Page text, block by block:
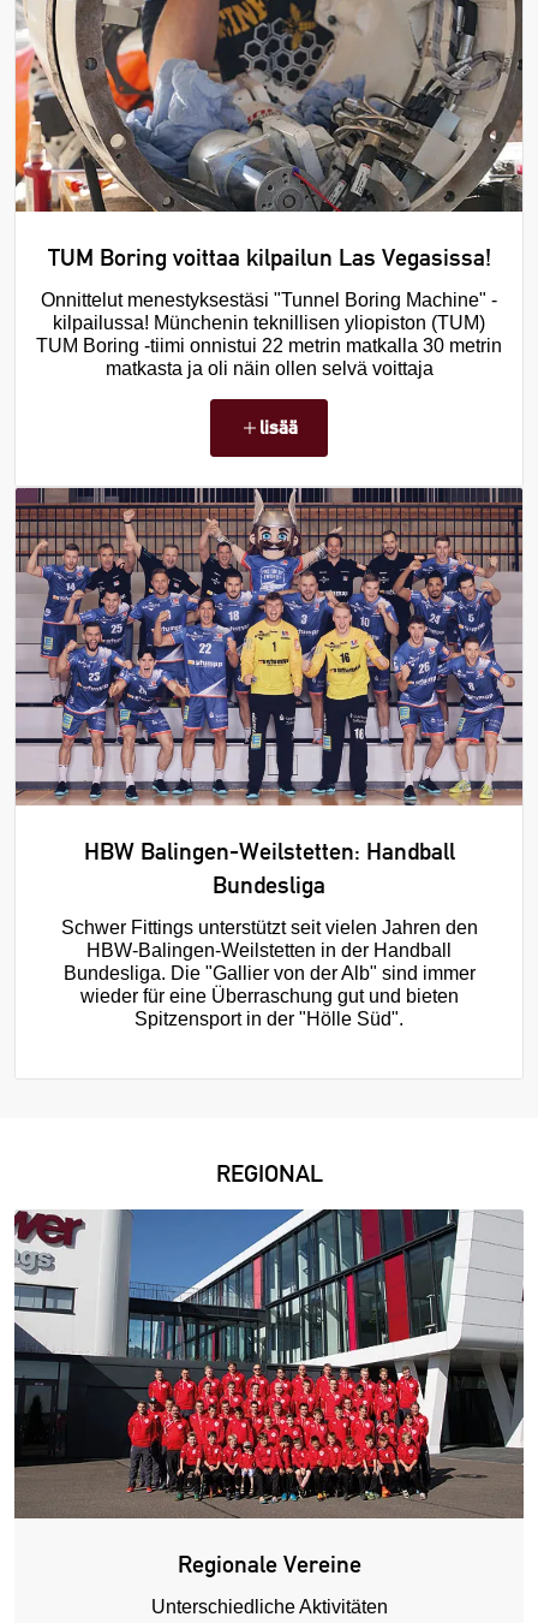
TUM Boring voittaa kilpailun Las Vegasissa!
Onnittelut menestyksestäsi "Tunnel Boring Machine" -
kilpailussa! Münchenin teknillisen yliopiston (TUM)
TUM Boring -tiimi onnistui 22 metrin matkalla 30 metrin
matkasta ja oli näin ollen selvä voittaja
lisää
HBW Balingen-Weilstetten: Handball
Bundesliga
Schwer Fittings unterstützt seit vielen Jahren den
HBW-Balingen-Weilstetten in der Handball
Bundesliga. Die "Gallier von der Alb" sind immer
wieder für eine Überraschung gut und bieten
Spitzensport in der "Hölle Süd".
REGIONAL
Regionale Vereine
Unterschiedliche Aktivitäten